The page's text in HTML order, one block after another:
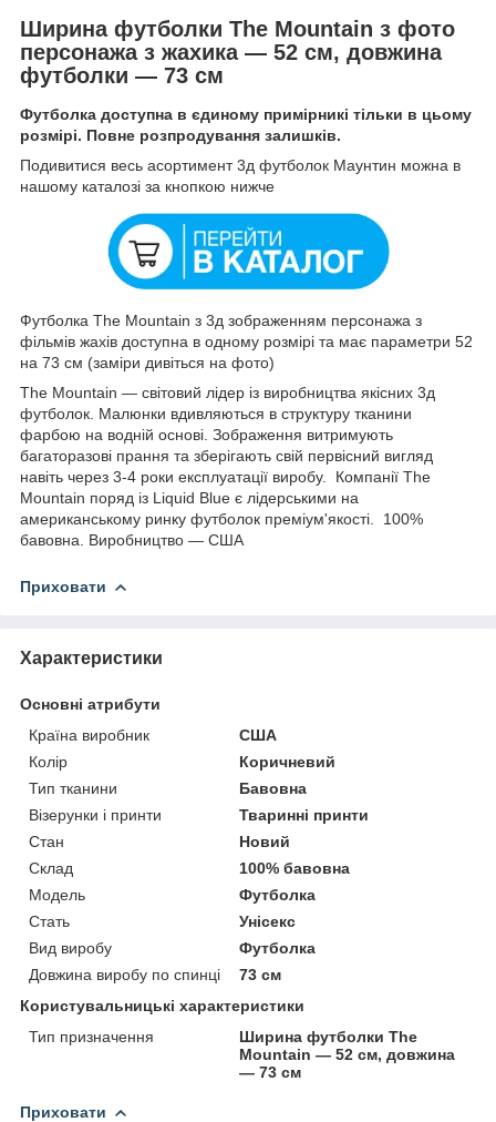
Ширина футболки The Mountain з фото
персонажа з жахика — 52 см, довжина
футболки — 73 см
Футболка доступна в єдиному примірникі тільки в цьому
розмірі. Повне розпродування залишків.
Подивитися весь асортимент 3д футболок Маунтин можна в
нашому каталозі за кнопкою нижче
Футболка The Mountain з 3д зображенням персонажа з
фільмів жахів доступна в одному розмірі та має параметри 52
на 73 см (заміри дивіться на фото)
The Mountain — світовий лідер із виробництва якісних 3д
футболок. Малюнки вдивляються в структуру тканини
фарбою на водній основі. Зображення витримують
багаторазові прання та зберігають свій первісний вигляд
навіть через 3-4 роки експлуатації виробу. Компанії The
Mountain поряд із Liquid Blue є лідерськими на
американському ринку футболок преміум'якості. 100%
бавовна. Виробництво — США
Приховати
Характеристики
Основні атрибути
Країна виробник
США
Колір
Коричневий
Тип тканини
Бавовна
Візерунки і принти
Тваринні принти
Стан
Новий
Склад
100% бавовна
Модель
Футболка
Стать
Унісекс
Вид виробу
Футболка
Довжина виробу по спинці
73 см
Користувальницькі характеристики
Тип призначення
Ширина футболки The
Mountain — 52 см, довжина
— 73 см
Приховати